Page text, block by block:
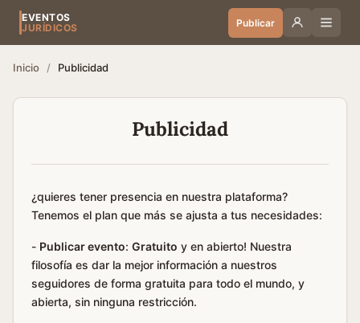
EVENTOS
JURÍDICOS
Publicar
Inicio / Publicidad
Publicidad
¿quieres tener presencia en nuestra plataforma?
Tenemos el plan que más se ajusta a tus necesidades:
- Publicar evento: Gratuito y en abierto! Nuestra
filosofía es dar la mejor información a nuestros
seguidores de forma gratuita para todo el mundo, y
abierta, sin ninguna restricción.